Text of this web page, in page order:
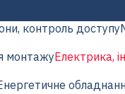
контроль доступу
монтажуЕлектрика,